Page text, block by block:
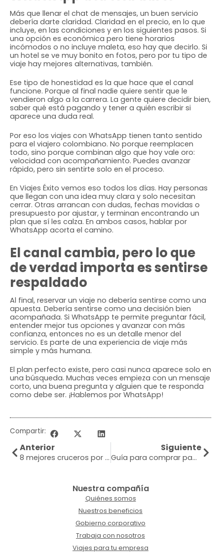
Más que llenar el chat de mensajes, un buen servicio
debería darte claridad. Claridad en el precio, en lo que
incluye, en las condiciones y en los siguientes pasos. Si
una opción es económica pero tiene horarios
incómodos o no incluye maleta, eso hay que decirlo. Si
un hotel se ve muy bonito en fotos, pero por tu tipo de
viaje hay mejores alternativas, también.
Ese tipo de honestidad es la que hace que el canal
funcione. Porque al final nadie quiere sentir que le
vendieron algo a la carrera. La gente quiere decidir bien,
saber qué está pagando y tener a quién escribir si
aparece una duda real.
Por eso los viajes con WhatsApp tienen tanto sentido
para el viajero colombiano. No porque reemplacen
todo, sino porque combinan algo que hoy vale oro:
velocidad con acompañamiento. Puedes avanzar
rápido, pero sin sentirte solo en el proceso.
En Viajes Éxito vemos eso todos los días. Hay personas
que llegan con una idea muy clara y solo necesitan
cerrar. Otras arrancan con dudas, fechas movidas o
presupuesto por ajustar, y terminan encontrando un
plan que sí les calza. En ambos casos, hablar por
WhatsApp acorta el camino.
El canal cambia, pero lo que
de verdad importa es sentirse
respaldado
Al final, reservar un viaje no debería sentirse como una
apuesta. Debería sentirse como una decisión bien
acompañada. Si WhatsApp te permite preguntar fácil,
entender mejor tus opciones y avanzar con más
confianza, entonces no es un detalle menor del
servicio. Es parte de una experiencia de viaje más
simple y más humana.
El plan perfecto existe, pero casi nunca aparece solo en
una búsqueda. Muchas veces empieza con un mensaje
corto, una buena pregunta y alguien que te responda
como debe ser. ¡Hablemos por WhatsApp!
Compartir:
Anterior
8 mejores cruceros por el Caribe
Siguiente
Guía para comprar paquetes turísticos
Nuestra compañía
Quiénes somos
Nuestros beneficios
Gobierno corporativo
Trabaja con nosotros
Viajes para tu empresa